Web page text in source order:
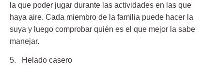
la que poder jugar durante las actividades en las que
haya aire. Cada miembro de la familia puede hacer la
suya y luego comprobar quién es el que mejor la sabe
manejar.
5. Helado casero